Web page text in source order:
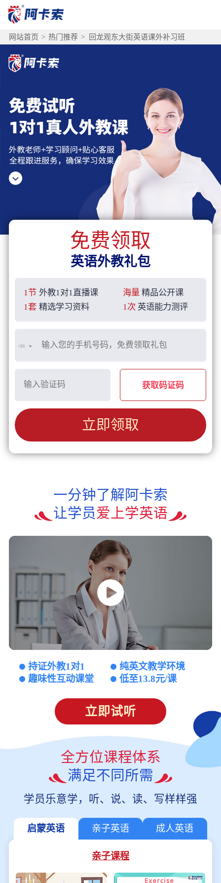
网站首页 > 热门推荐 > 回龙观东大街英语课外补习班
免费领取
英语外教礼包
1节 外教1对1直播课 海量 精品公开课
1套 精选学习资料 1次 英语能力测评
+86
获取码证码
立即领取
一分钟了解阿卡索
让学员爱上学英语
持证外教1对1
纯英文教学环境
趣味性互动课堂
低至13.8元/课
立即试听
全方位课程体系
满足不同所需
学员乐意学，听、说、读、写样样强
启蒙英语 亲子英语 成人英语
亲子课程